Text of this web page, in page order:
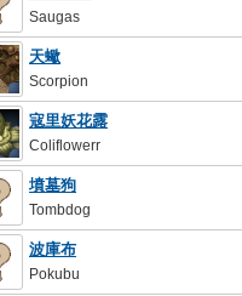
Saugas
天蠍
Scorpion
寇里妖花露
Coliflowerr
墳墓狗
Tombdog
波庫布
Pokubu